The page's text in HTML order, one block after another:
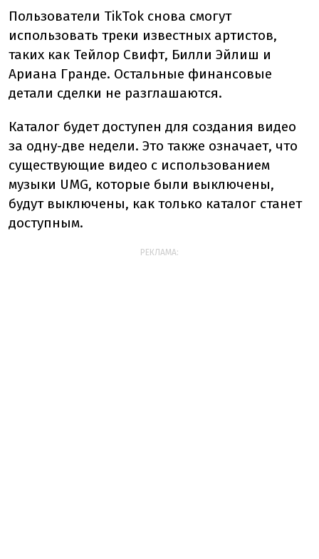
Пользователи TikTok снова смогут
использовать треки известных артистов,
таких как Тейлор Свифт, Билли Эйлиш и
Ариана Гранде. Остальные финансовые
детали сделки не разглашаются.
Каталог будет доступен для создания видео
за одну-две недели. Это также означает, что
существующие видео с использованием
музыки UMG, которые были выключены,
будут выключены, как только каталог станет
доступным.
РЕКЛАМА: